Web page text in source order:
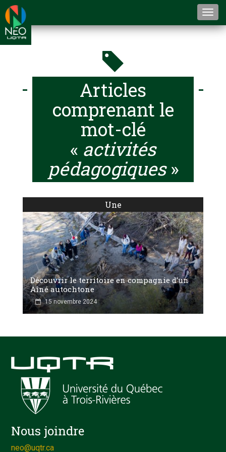
Articles
comprenant le
mot-clé
« activités
pédagogiques»
Une
Découvrir le territoire en compagnie d’un
Aîné autochtone
15 novembre 2024
Nous joindre
neo@uqtr.ca